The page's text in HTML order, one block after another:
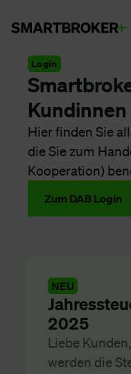
Login
Hier finden Sie
die Sie zum
Kooperation)
Zum DAB Login
NEU
2025
Liebe
werden die